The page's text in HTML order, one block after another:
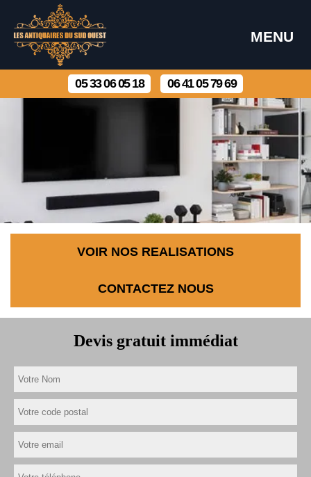
MENU
05 33 06 05 18 06 41 05 79 69
VOIR NOS REALISATIONS
CONTACTEZ NOUS
Devis gratuit immédiat